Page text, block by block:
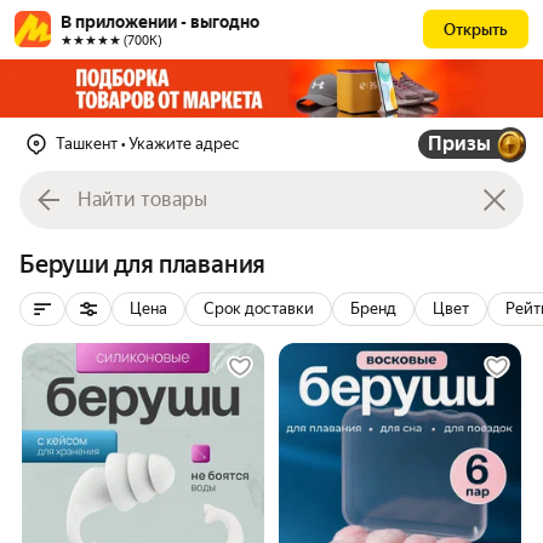
В приложении - выгодно
★★★★★ (700К)
Открыть
Ташкент • Укажите адрес Призы
Беруши для плавания
Цена Срок доставки Бренд Цвет